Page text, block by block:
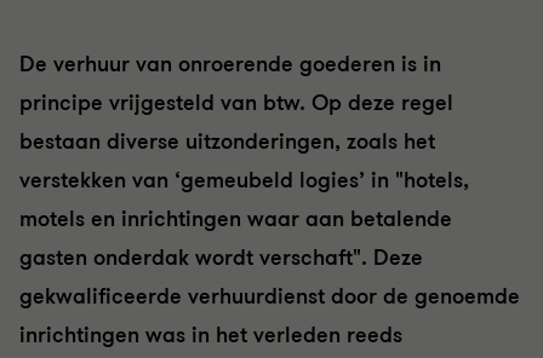
De verhuur van onroerende goederen is in
principe vrijgesteld van btw. Op deze regel
bestaan diverse uitzonderingen, zoals het
verstekken van ‘gemeubeld logies’ in "hotels,
motels en inrichtingen waar aan betalende
gasten onderdak wordt verschaft". Deze
gekwalificeerde verhuurdienst door de genoemde
inrichtingen was in het verleden reeds